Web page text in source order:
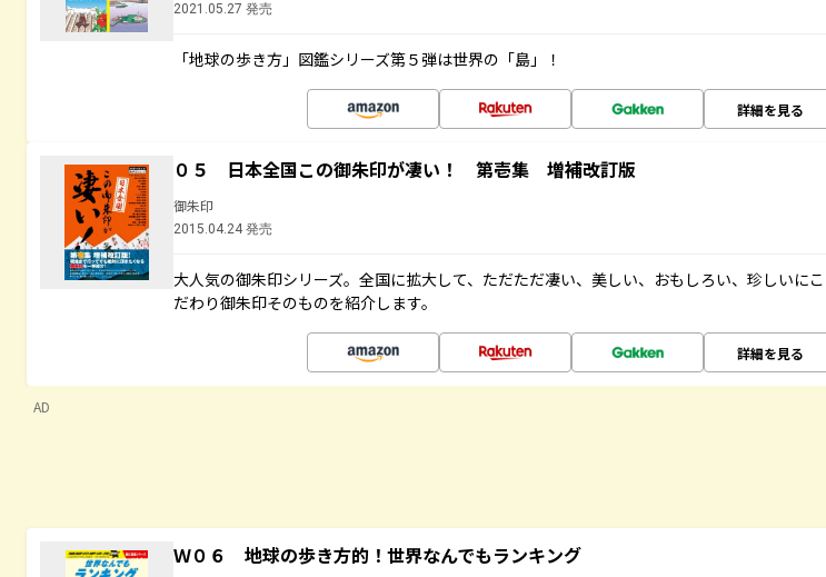
2021.05.27 発売
「地球の歩き方」図鑑シリーズ第５弾は世界の「島」！
詳細を見る
０５ 日本全国この御朱印が凄い！ 第壱集 増補改訂版
御朱印
2015.04.24 発売
大人気の御朱印シリーズ。全国に拡大して、ただただ凄い、美しい、おもしろい、珍しいにこ
だわり御朱印そのものを紹介します。
詳細を見る
AD
Ｗ０６ 地球の歩き方的！世界なんでもランキング